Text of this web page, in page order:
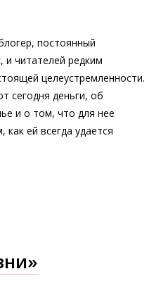
постоянный
и читателей редким
целеустремленности.
сегодня деньги, об
и о том, что для нее
ей всегда удается